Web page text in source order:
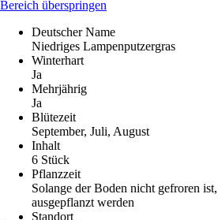
Bereich überspringen
Deutscher Name
Niedriges Lampenputzergras
Winterhart
Ja
Mehrjährig
Ja
Blütezeit
September, Juli, August
Inhalt
6 Stück
Pflanzzeit
Solange der Boden nicht gefroren
ausgepflanzt werden
Standort